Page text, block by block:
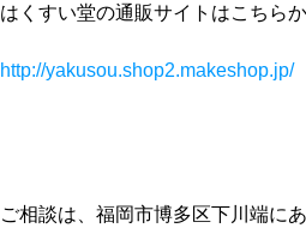
はくすい堂の通販サイトはこちら
http://yakusou.shop2.makeshop.jp/
ご相談は、福岡市博多区下川端に